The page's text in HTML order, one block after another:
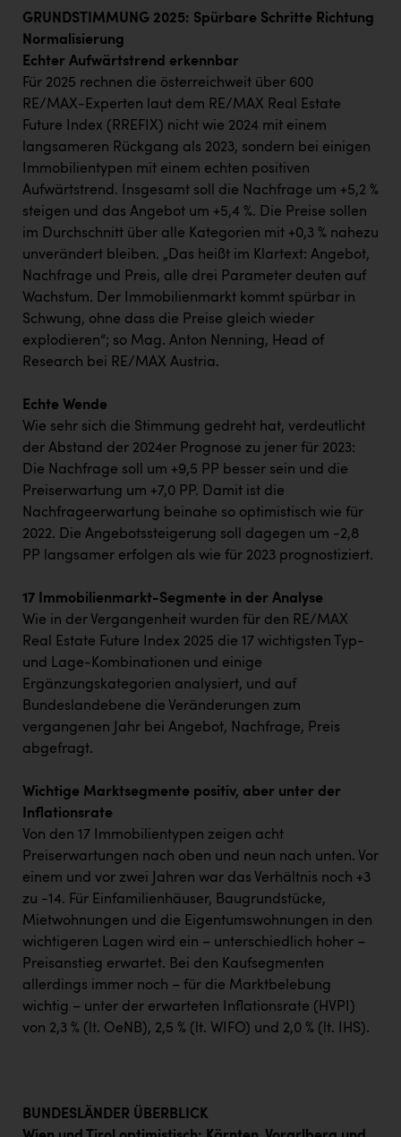
GRUNDSTIMMUNG 2025: Spürbare Schritte Richtung
Normalisierung
Echter Aufwärtstrend erkennbar
Für 2025 rechnen die österreichweit über 600
RE/MAX-Experten laut dem RE/MAX Real Estate
Future Index (RREFIX) nicht wie 2024 mit einem
langsameren Rückgang als 2023, sondern bei einigen
Immobilientypen mit einem echten positiven
Aufwärtstrend. Insgesamt soll die Nachfrage um +5,2 %
steigen und das Angebot um +5,4 %. Die Preise sollen
im Durchschnitt über alle Kategorien mit +0,3 % nahezu
unverändert bleiben. „Das heißt im Klartext: Angebot,
Nachfrage und Preis, alle drei Parameter deuten auf
Wachstum. Der Immobilienmarkt kommt spürbar in
Schwung, ohne dass die Preise gleich wieder
explodieren“; so Mag. Anton Nenning, Head of
Research bei RE/MAX Austria.
Echte Wende
Wie sehr sich die Stimmung gedreht hat, verdeutlicht
der Abstand der 2024er Prognose zu jener für 2023:
Die Nachfrage soll um +9,5 PP besser sein und die
Preiserwartung um +7,0 PP. Damit ist die
Nachfrageerwartung beinahe so optimistisch wie für
2022. Die Angebotssteigerung soll dagegen um -2,8
PP langsamer erfolgen als wie für 2023 prognostiziert.
17 Immobilienmarkt-Segmente in der Analyse
Wie in der Vergangenheit wurden für den RE/MAX
Real Estate Future Index 2025 die 17 wichtigsten Typ-
und Lage-Kombinationen und einige
Ergänzungskategorien analysiert, und auf
Bundeslandebene die Veränderungen zum
vergangenen Jahr bei Angebot, Nachfrage, Preis
abgefragt.
Wichtige Marktsegmente positiv, aber unter der
Inflationsrate
Von den 17 Immobilientypen zeigen acht
Preiserwartungen nach oben und neun nach unten. Vor
einem und vor zwei Jahren war das Verhältnis noch +3
zu -14. Für Einfamilienhäuser, Baugrundstücke,
Mietwohnungen und die Eigentumswohnungen in den
wichtigeren Lagen wird ein – unterschiedlich hoher –
Preisanstieg erwartet. Bei den Kaufsegmenten
allerdings immer noch – für die Marktbelebung
wichtig – unter der erwarteten Inflationsrate (HVPI)
von 2,3 % (lt. OeNB), 2,5 % (lt. WIFO) und 2,0 % (lt. IHS).
BUNDESLÄNDER ÜBERBLICK